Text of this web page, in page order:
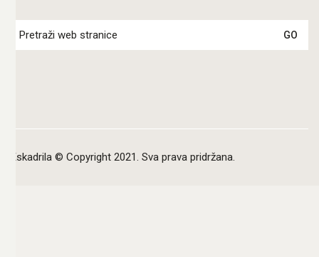
for:
Eskadrila © Copyright 2021. Sva prava pridržana.